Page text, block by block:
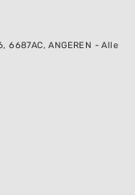
6687AC, ANGEREN - Alle